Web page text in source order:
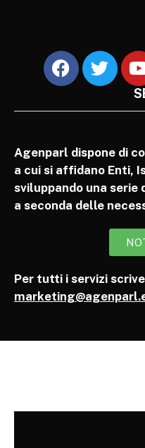
Agenparl dispone di
a cui si affidano Enti,
sviluppando una serie
a seconda delle
Per tutti i servizi